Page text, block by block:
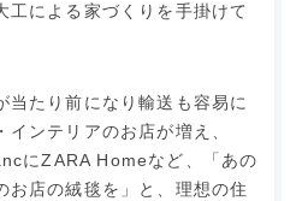
工による家づくりを手掛けて
当たり前になり輸送も容易に
ンテリアのお店が増え、
にZARA Homeなど、「あの
お店の絨毯を」と、理想の住